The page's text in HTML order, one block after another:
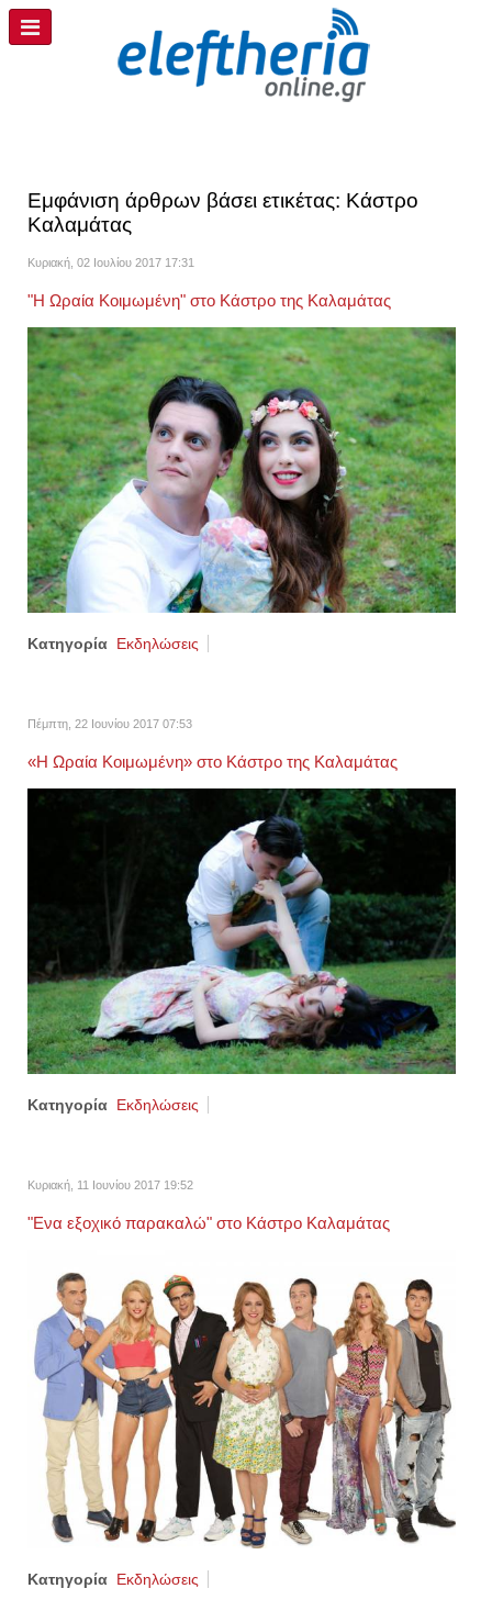
Εμφάνιση άρθρων βάσει ετικέτας: Κάστρο
Καλαμάτας
Κυριακή, 02 Ιουλίου 2017 17:31
"Η Ωραία Κοιμωμένη" στο Κάστρο της Καλαμάτας
Κατηγορία Εκδηλώσεις
Πέμπτη, 22 Ιουνίου 2017 07:53
«Η Ωραία Κοιμωμένη» στο Κάστρο της Καλαμάτας
Κατηγορία Εκδηλώσεις
Κυριακή, 11 Ιουνίου 2017 19:52
"Ενα εξοχικό παρακαλώ" στο Κάστρο Καλαμάτας
Κατηγορία Εκδηλώσεις